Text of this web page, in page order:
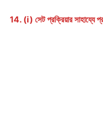
14. (i) সেট প্রক্রিয়ার